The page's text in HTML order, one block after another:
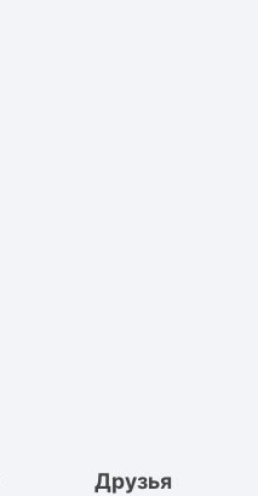
Друзья